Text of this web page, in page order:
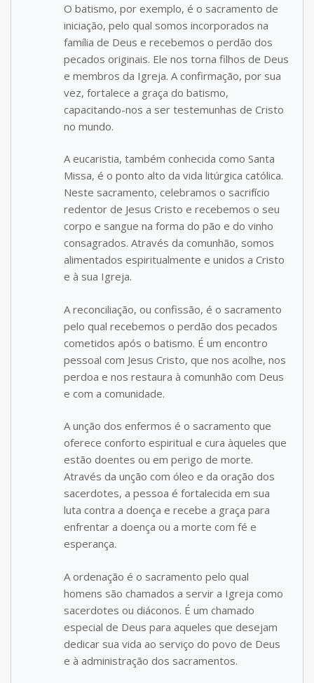
O batismo, por exemplo, é o sacramento de
iniciação, pelo qual somos incorporados na
família de Deus e recebemos o perdão dos
pecados originais. Ele nos torna filhos de Deus
e membros da Igreja. A confirmação, por sua
vez, fortalece a graça do batismo,
capacitando-nos a ser testemunhas de Cristo
no mundo.
A eucaristia, também conhecida como Santa
Missa, é o ponto alto da vida litúrgica católica.
Neste sacramento, celebramos o sacrifício
redentor de Jesus Cristo e recebemos o seu
corpo e sangue na forma do pão e do vinho
consagrados. Através da comunhão, somos
alimentados espiritualmente e unidos a Cristo
e à sua Igreja.
A reconciliação, ou confissão, é o sacramento
pelo qual recebemos o perdão dos pecados
cometidos após o batismo. É um encontro
pessoal com Jesus Cristo, que nos acolhe, nos
perdoa e nos restaura à comunhão com Deus
e com a comunidade.
A unção dos enfermos é o sacramento que
oferece conforto espiritual e cura àqueles que
estão doentes ou em perigo de morte.
Através da unção com óleo e da oração dos
sacerdotes, a pessoa é fortalecida em sua
luta contra a doença e recebe a graça para
enfrentar a doença ou a morte com fé e
esperança.
A ordenação é o sacramento pelo qual
homens são chamados a servir a Igreja como
sacerdotes ou diáconos. É um chamado
especial de Deus para aqueles que desejam
dedicar sua vida ao serviço do povo de Deus
e à administração dos sacramentos.